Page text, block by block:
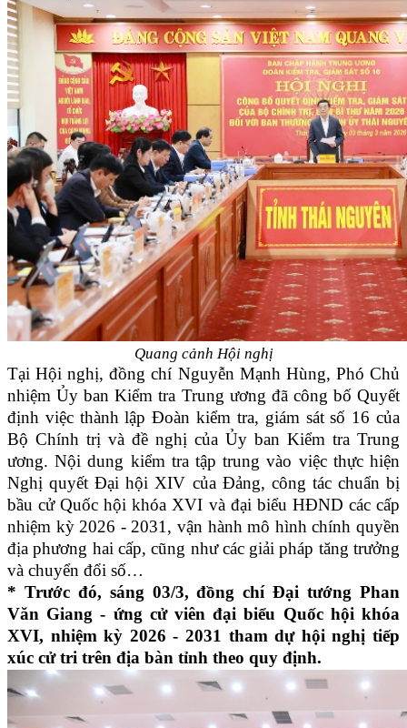
Quang cảnh Hội nghị
Tại Hội nghị, đồng chí Nguyễn Mạnh Hùng, Phó Chủ
nhiệm Ủy ban Kiểm tra Trung ương đã công bố Quyết
định việc thành lập Đoàn kiểm tra, giám sát số 16 của
Bộ Chính trị và đề nghị của Ủy ban Kiểm tra Trung
ương. Nội dung kiểm tra tập trung vào việc thực hiện
Nghị quyết Đại hội XIV của Đảng, công tác chuẩn bị
bầu cử Quốc hội khóa XVI và đại biểu HĐND các cấp
nhiệm kỳ 2026 - 2031, vận hành mô hình chính quyền
địa phương hai cấp, cũng như các giải pháp tăng trưởng
và chuyển đổi số…
* Trước đó, sáng 03/3, đồng chí Đại tướng Phan
Văn Giang - ứng cử viên đại biểu Quốc hội khóa
XVI, nhiệm kỳ 2026 - 2031 tham dự hội nghị tiếp
xúc cử tri trên địa bàn tỉnh theo quy định.